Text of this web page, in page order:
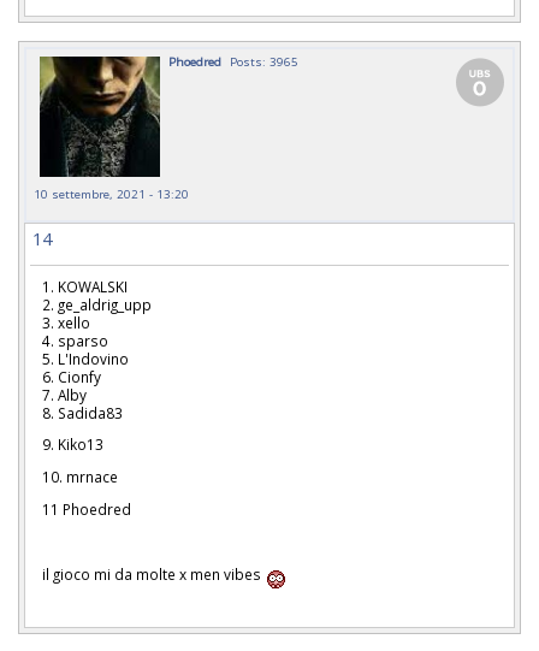
Phoedred Posts: 3965
10 settembre, 2021 - 13:20
14
1. KOWALSKI
2. ge_aldrig_upp
3. xello
4. sparso
5. L'Indovino
6. Cionfy
7. Alby
8. Sadida83
9. Kiko13
10. mrnace
11 Phoedred
il gioco mi da molte x men vibes